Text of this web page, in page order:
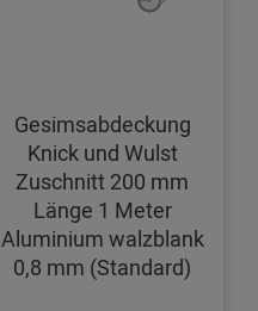
Gesimsabdeckung
Knick und Wulst
Zuschnitt 200 mm
Länge 1 Meter
Aluminium walzblank
0,8 mm (Standard)